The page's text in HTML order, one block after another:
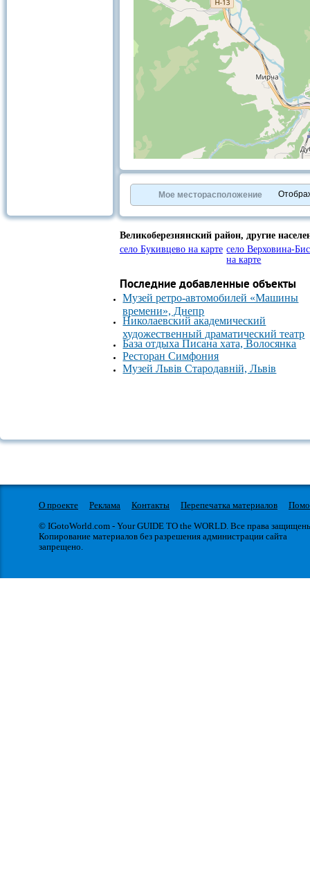
OpenStreetMapcontributors.
»
Мое месторасположение
Великоберезнянский район, другие
село Букивцево на карте село Верховина-
на карте
Последние добавленные объекты
Музей ретро-автомобилей «Машины
времени», Днепр
Николаевский академический
художественный драматический театр
База отдыха Писана хата, Волосянка
Ресторан Симфония
Музей Львів Стародавній, Львів
О проекте Реклама Контакты Перепечатка материалов
© IGotoWorld.com - Your GUIDE TO the WORLD. Все права
Копирование материалов без разрешения администрации сайта
запрещено.